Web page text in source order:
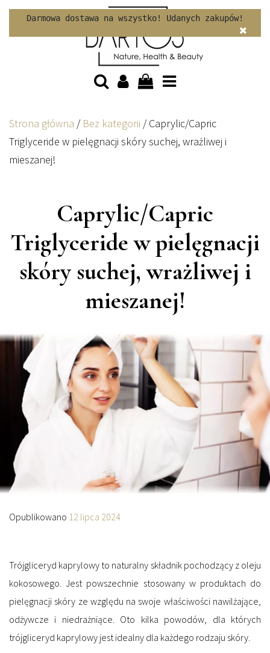
Darmowa dostawa na wszystko! Udanych zakupów!
Skip to content
Strona główna / Bez kategorii /Caprylic/Capric
Triglyceride w pielęgnacji skóry suchej, wrażliwej i
mieszanej!
Caprylic/Capric
Triglyceride w pielęgnacji
skóry suchej, wrażliwej i
mieszanej!
Opublikowano 12 lipca 2024
Trójgliceryd kaprylowy to naturalny składnik pochodzący z oleju
kokosowego. Jest powszechnie stosowany w produktach do
pielęgnacji skóry ze względu na swoje właściwości nawilżające,
odżywcze i niedrażniące. Oto kilka powodów, dla których
trójgliceryd kaprylowy jest idealny dla każdego rodzaju skóry.